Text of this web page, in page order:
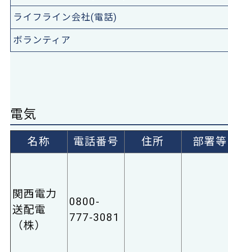
ライフライン会社(電話)
ボランティア
電気
名称 電話番号 住所 部署等
関西電力
送配電
（株）
0800-
777-3081